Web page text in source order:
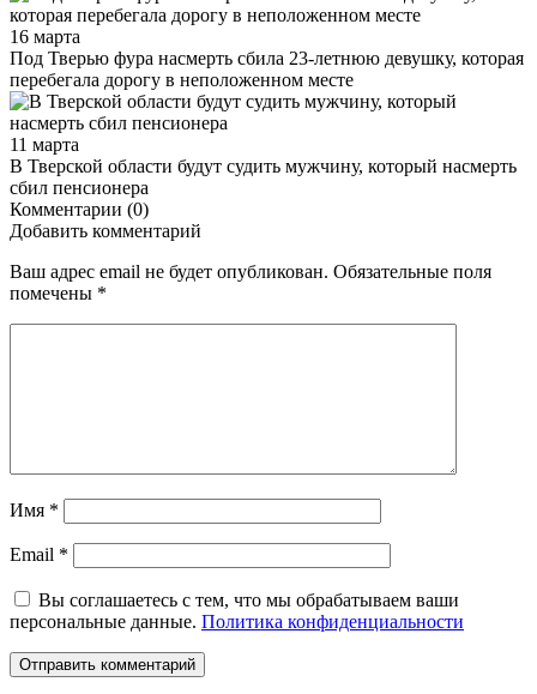
16 марта
Под Тверью фура насмерть сбила 23-летнюю девушку, которая
перебегала дорогу в неположенном месте
11 марта
В Тверской области будут судить мужчину, который насмерть
сбил пенсионера
Комментарии (0)
Добавить комментарий
Ваш адрес email не будет опубликован. Обязательные поля
помечены *
Имя *
Email *
Вы соглашаетесь с тем, что мы обрабатываем ваши
персональные данные. Политика конфиденциальности